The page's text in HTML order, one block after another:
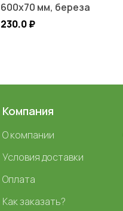
600х70 мм, береза
230.0₽
Компания
О компании
Условия доставки
Оплата
Как заказать?